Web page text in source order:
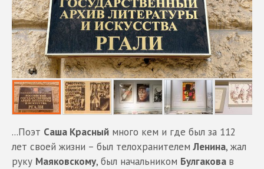
...Поэт Саша Красный много кем и где был за 112
лет своей жизни – был телохранителемЛенина, жал
руку Маяковскому, был начальником Булгакова в